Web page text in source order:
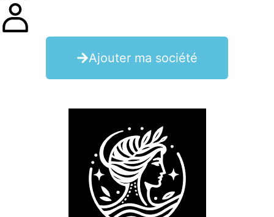
Ajouter ma société